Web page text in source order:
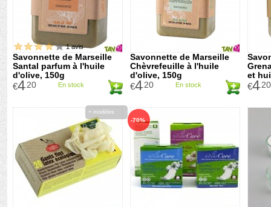
Savonnette de Marseille
Santal parfum à l'huile
d'olive, 150g
€4 .20 En stock
1 avis
Savonnette de Marseille
Chèvrefeuille à l'huile
d'olive, 150g
€4 .20 En stock
et
€4 .20
+ modèles
-70%